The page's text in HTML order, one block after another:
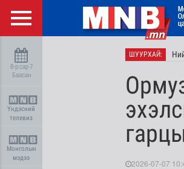
8-р сар 7
Баасан
Үндэсний
телевиз
Монголын
мэдээ
ШУУРХАЙ:
2026-07-07